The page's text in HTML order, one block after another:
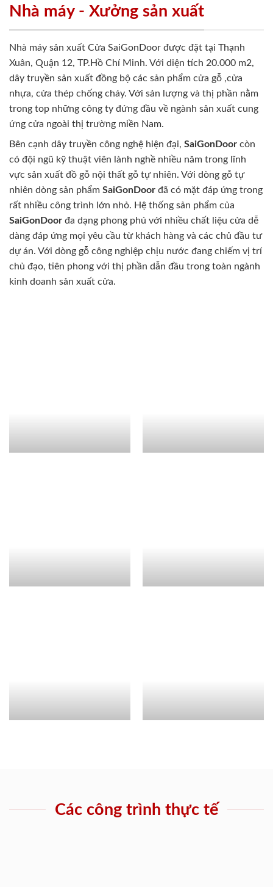
Nhà máy - Xưởng sản xuất
Nhà máy sản xuất Cửa SaiGonDoor được đặt tại Thạnh
Xuân, Quận 12, TP.Hồ Chí Minh. Với diện tích 20.000 m2,
dây truyền sản xuất đồng bộ các sản phẩm cửa gỗ ,cửa
nhựa, cửa thép chống cháy. Với sản lượng và thị phần nằm
trong top những công ty đứng đầu về ngành sản xuất cung
ứng cửa ngoài thị trường miền Nam.
Bên cạnh dây truyền công nghệ hiện đại, SaiGonDoor còn
có đội ngũ kỹ thuật viên lành nghề nhiều năm trong lĩnh
vực sản xuất đồ gỗ nội thất gỗ tự nhiên. Với dòng gỗ tự
nhiên dòng sản phẩm SaiGonDoor đã có mặt đáp ứng trong
rất nhiều công trình lớn nhỏ. Hệ thống sản phẩm của
SaiGonDoor đa dạng phong phú với nhiều chất liệu cửa dễ
dàng đáp ứng mọi yêu cầu từ khách hàng và các chủ đầu tư
dự án. Với dòng gỗ công nghiệp chịu nước đang chiếm vị trí
chủ đạo, tiên phong với thị phần dẫn đầu trong toàn ngành
kinh doanh sản xuất cửa.
Các công trình thực tế